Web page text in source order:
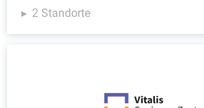
2 Standorte